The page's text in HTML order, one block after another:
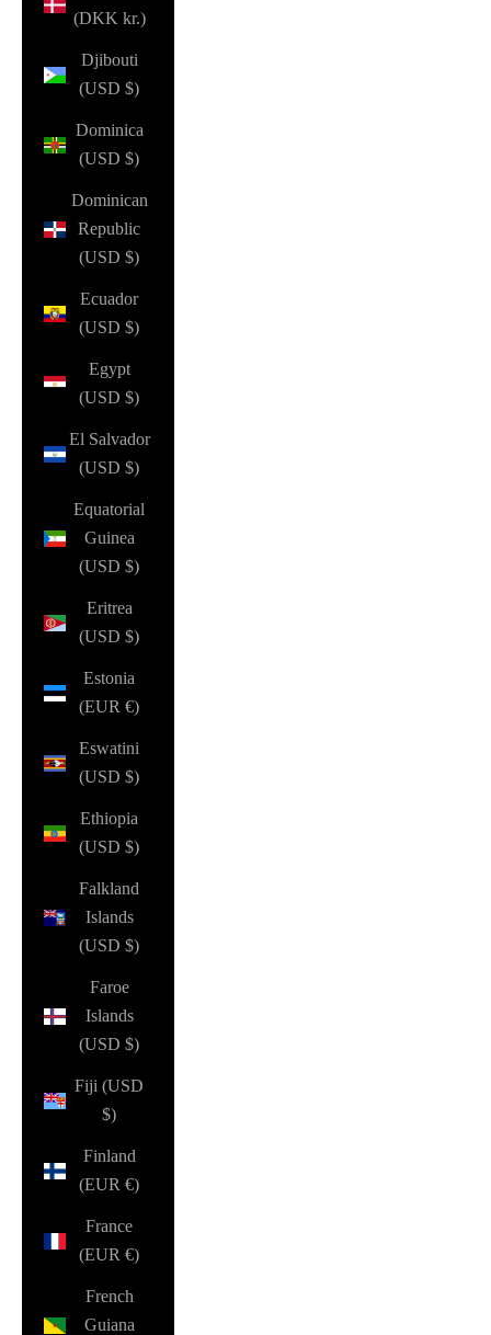
(DKK kr.)
Djibouti
(USD $)
Dominica
(USD $)
Dominican
Republic
(USD $)
Ecuador
(USD $)
Egypt
(USD $)
El Salvador
(USD $)
Equatorial
Guinea
(USD $)
Eritrea
(USD $)
Estonia
(EUR €)
Eswatini
(USD $)
Ethiopia
(USD $)
Falkland
Islands
(USD $)
Faroe
Islands
(USD $)
Fiji (USD
$)
Finland
(EUR €)
France
(EUR €)
French
Guiana